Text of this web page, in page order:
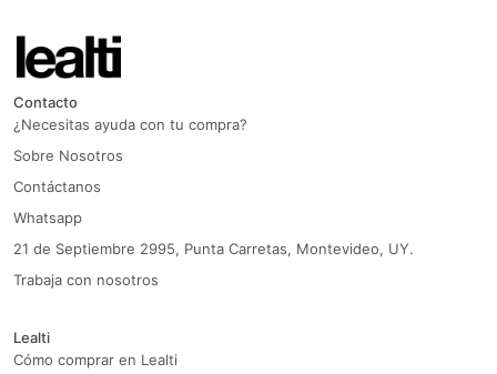
Contacto
¿Necesitas ayuda con tu compra?
Sobre Nosotros
Contáctanos
Whatsapp
21 de Septiembre 2995, Punta Carretas, Montevideo, UY.
Trabaja con nosotros
Lealti
Cómo comprar en Lealti